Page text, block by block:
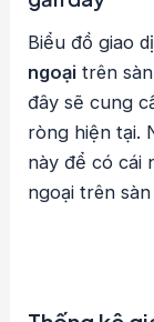
Biểu đồ giao
ngoại trên
đây sẽ cung
ròng hiện tại.
này để có cái
ngoại trên